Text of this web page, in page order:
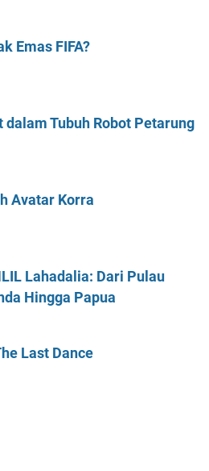
Emas FIFA?
dalam Tubuh Robot Petarung
Avatar Korra
Lahadalia: Dari Pulau
Hingga Papua
Last Dance